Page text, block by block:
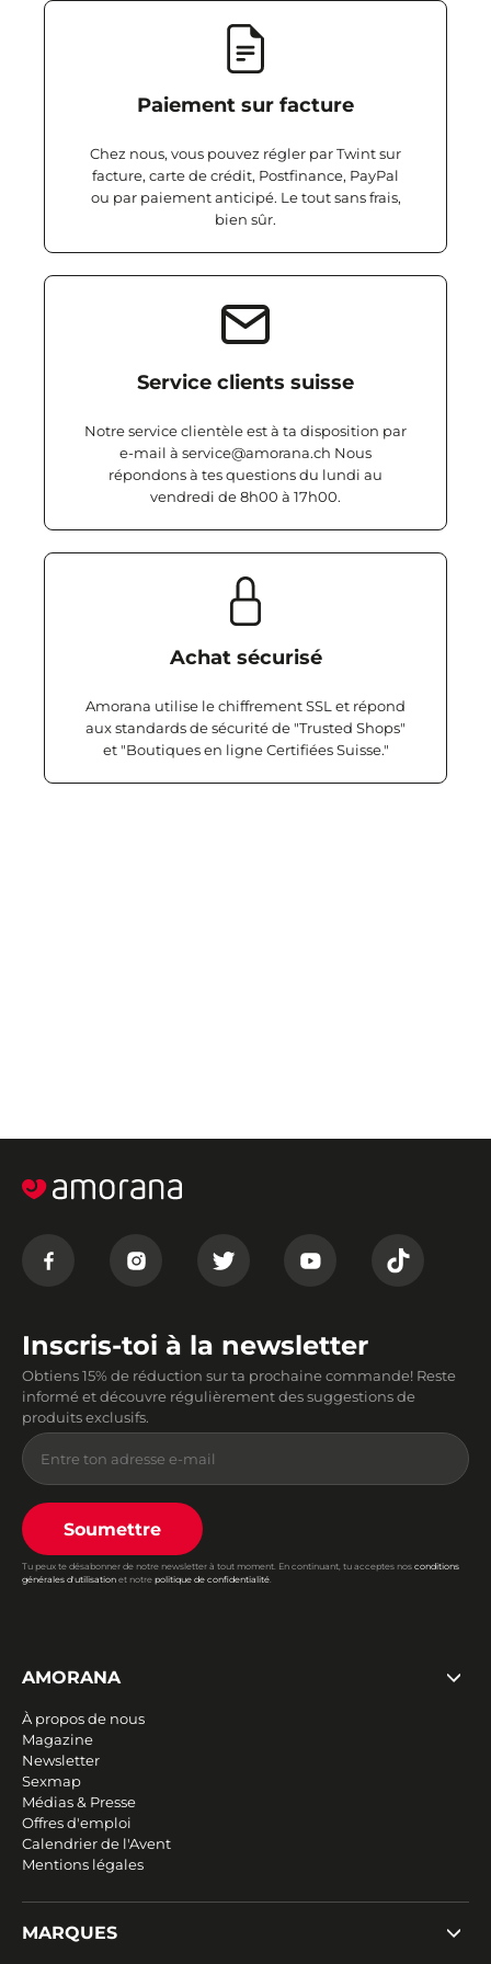
Paiement sur facture
Chez nous, vous pouvez régler par Twint sur
facture, carte de crédit, Postfinance, PayPal
ou par paiement anticipé. Le tout sans frais,
bien sûr.
Service clients suisse
Notre service clientèle est à ta disposition par
e-mail à service@amorana.ch Nous
répondons à tes questions du lundi au
vendredi de 8h00 à 17h00.
Achat sécurisé
Amorana utilise le chiffrement SSL et répond
aux standards de sécurité de "Trusted Shops"
et "Boutiques en ligne Certifiées Suisse."
Inscris-toi à la newsletter
Obtiens 15% de réduction sur ta prochaine commande! Reste
informé et découvre régulièrement des suggestions de
produits exclusifs.
Soumettre
Tu peux te désabonner de notre newsletter à tout moment. En continuant, tu acceptes nos conditions
générales d'utilisation et notre politique de confidentialité.
AMORANA
À propos de nous
Magazine
Newsletter
Sexmap
Médias & Presse
Offres d'emploi
Calendrier de l'Avent
Mentions légales
MARQUES